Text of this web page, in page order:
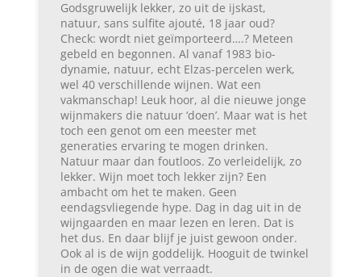
Godsgruwelijk lekker, zo uit de ijskast,
natuur, sans sulfite ajouté, 18 jaar oud?
Check: wordt niet geïmporteerd….? Meteen
gebeld en begonnen. Al vanaf 1983 bio-
dynamie, natuur, echt Elzas-percelen werk,
wel 40 verschillende wijnen. Wat een
vakmanschap! Leuk hoor, al die nieuwe jonge
wijnmakers die natuur ‘doen’. Maar wat is het
toch een genot om een meester met
generaties ervaring te mogen drinken.
Natuur maar dan foutloos. Zo verleidelijk, zo
lekker. Wijn moet toch lekker zijn? Een
ambacht om het te maken. Geen
eendagsvliegende hype. Dag in dag uit in de
wijngaarden en maar lezen en leren. Dat is
het dus. En daar blijf je juist gewoon onder.
Ook al is de wijn goddelijk. Hooguit de twinkel
in de ogen die wat verraadt.